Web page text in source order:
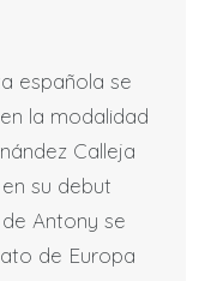
española se
la modalidad
Calleja
su debut
Antony se
de Europa